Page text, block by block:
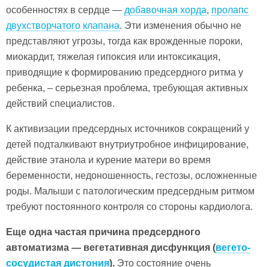
особенностях в сердце — добавочная хорда, пролапс
двухстворчатого клапана. Эти изменения обычно не
представляют угрозы, тогда как врожденные пороки,
миокардит, тяжелая гипоксия или интоксикация,
приводящие к формированию предсердного ритма у
ребенка, – серьезная проблема, требующая активных
действий специалистов.
К активизации предсердных источников сокращений у
детей подталкивают внутриутробное инфицирование,
действие этанола и курение матери во время
беременности, недоношенность, гестозы, осложненные
роды. Малыши с патологическим предсердным ритмом
требуют постоянного контроля со стороны кардиолога.
Еще одна частая причина предсердного
автоматизма — вегетативная дисфункция (вегето-
сосудистая дистония). Это состояние очень